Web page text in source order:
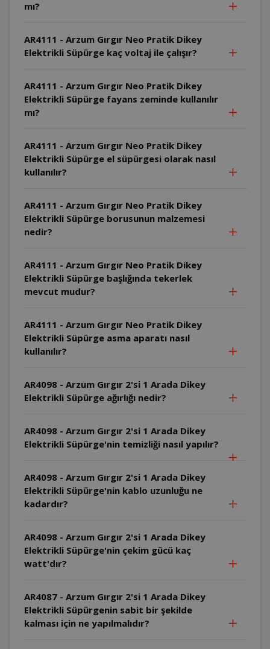
mı?
AR4111 - Arzum Gırgır Neo Pratik Dikey
Elektrikli Süpürge kaç voltaj ile çalışır?
AR4111 - Arzum Gırgır Neo Pratik Dikey
Elektrikli Süpürge fayans zeminde kullanılır
mı?
AR4111 - Arzum Gırgır Neo Pratik Dikey
Elektrikli Süpürge el süpürgesi olarak nasıl
kullanılır?
AR4111 - Arzum Gırgır Neo Pratik Dikey
Elektrikli Süpürge borusunun malzemesi
nedir?
AR4111 - Arzum Gırgır Neo Pratik Dikey
Elektrikli Süpürge başlığında tekerlek
mevcut mudur?
AR4111 - Arzum Gırgır Neo Pratik Dikey
Elektrikli Süpürge asma aparatı nasıl
kullanılır?
AR4098 - Arzum Gırgır 2'si 1 Arada Dikey
Elektrikli Süpürge ağırlığı nedir?
AR4098 - Arzum Gırgır 2'si 1 Arada Dikey
Elektrikli Süpürge'nin temizliği nasıl yapılır?
AR4098 - Arzum Gırgır 2'si 1 Arada Dikey
Elektrikli Süpürge'nin kablo uzunluğu ne
kadardır?
AR4098 - Arzum Gırgır 2'si 1 Arada Dikey
Elektrikli Süpürge'nin çekim gücü kaç
watt'dır?
AR4087 - Arzum Gırgır 2'si 1 Arada Dikey
Elektrikli Süpürgenin sabit bir şekilde
kalması için ne yapılmalıdır?